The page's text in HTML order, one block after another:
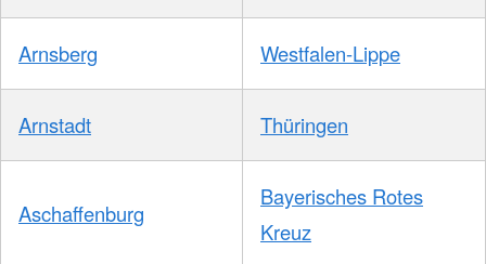
Arnsberg Westfalen-Lippe
Arnstadt Thüringen
Aschaffenburg
Bayerisches Rotes
Kreuz